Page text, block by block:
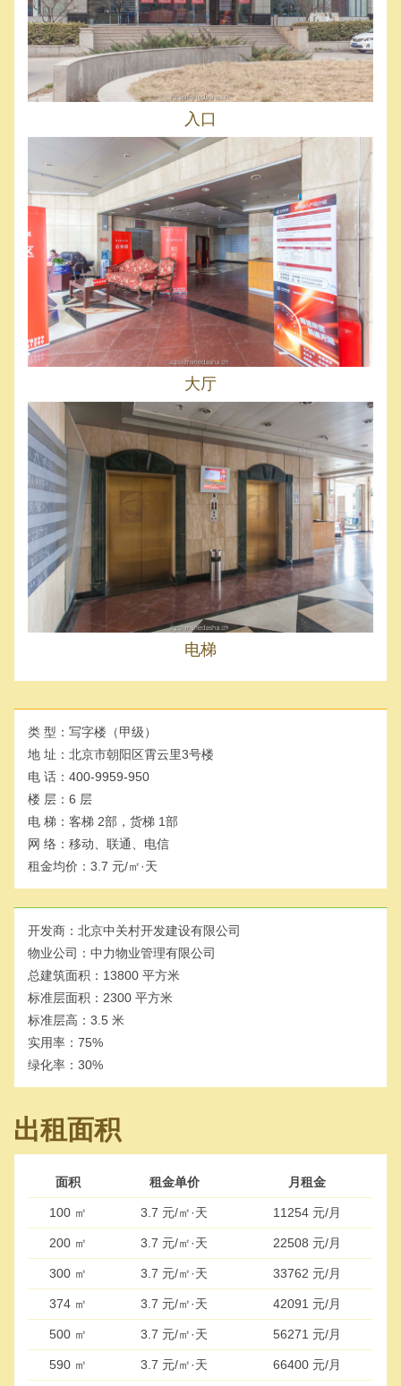
入口
大厅
电梯
类 型： 写字楼（甲级）
地 址： 北京市朝阳区霄云里3号楼
电 话： 400-9959-950
楼 层： 6 层
电 梯： 客梯 2部，货梯 1部
网 络： 移动、联通、电信
租金均价： 3.7 元/㎡·天
开发商： 北京中关村开发建设有限公司
物业公司： 中力物业管理有限公司
总建筑面积： 13800 平方米
标准层面积： 2300 平方米
标准层高： 3.5 米
实用率： 75%
绿化率： 30%
出租面积
面积 租金单价 月租金
100 ㎡ 3.7 元/㎡·天 11254 元/月
200 ㎡ 3.7 元/㎡·天 22508 元/月
300 ㎡ 3.7 元/㎡·天 33762 元/月
374 ㎡ 3.7 元/㎡·天 42091 元/月
500 ㎡ 3.7 元/㎡·天 56271 元/月
590 ㎡ 3.7 元/㎡·天 66400 元/月